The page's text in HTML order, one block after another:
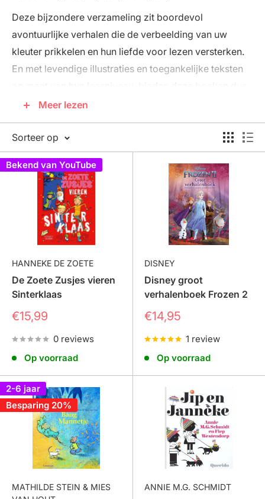
Deze bijzondere verzameling zit boordevol
avontuurlijke verhalen die de verbeelding van uw
kleuter prikkelen en hun liefde voor lezen versterken.
En met levendige illustraties en toegankelijke teksten
een perfecte leeservaring voor kleuters in groep 2.
Laat uw kleuter genieten van boeiende verhalen,
intrigerende personages en spannende avonturen,
terwijl ze hun taalvaardigheid ontwikkelen en hun
woordenschat vergroten. Deze voorleesboeken zijn
ook een waardevolle toevoeging aan de boeken van
uw kleuter en bevorderen zowel leesplezier als
taalontwikkeling.
Leesniveau groep 2 kleuters:
De voorleesboeken in deze betoverende collectie zijn
speciaal geschreven en ontworpen voor kleuters in
groep 2 (leeftijd 5-6 jaar). Omdat de teksten zijn
ontwikkelingsfase.
Het leesniveau van deze boeken stimuleert vooral:
de uitbreiding van woordenschat,
zinsbouw
Meer lezen
Sorteer op
Bekend van YouTube
HANNEKE DE ZOETE
De Zoete Zusjes vieren
Sinterklaas
Prijs
€15,99
0 reviews
Op voorraad
DISNEY
Disney groot
verhalenboek Frozen 2
Prijs
€14,95
1 review
Op voorraad
2-6 jaar
Besparing 20%
MATHILDE STEIN & MIES
ANNIE M.G. SCHMIDT